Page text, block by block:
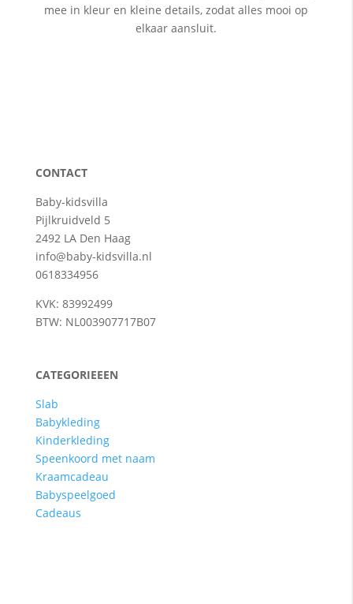
mee in kleur en kleine details, zodat alles mooi op
elkaar aansluit.
CONTACT
Baby-kidsvilla
Pijlkruidveld 5
2492 LA Den Haag
info@baby-kidsvilla.nl
0618334956
KVK: 83992499
BTW: NL003907717B07
CATEGORIEEEN
Slab
Babykleding
Kinderkleding
Speenkoord met naam
Kraamcadeau
Babyspeelgoed
Cadeaus